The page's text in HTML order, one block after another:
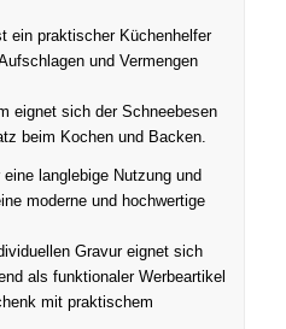
ein praktischer Küchenhelfer
und Vermengen
eignet sich der Schneebesen
beim Kochen und Backen.
langlebige Nutzung und
moderne und hochwertige
Gravur eignet sich
als funktionaler Werbeartikel
mit praktischem